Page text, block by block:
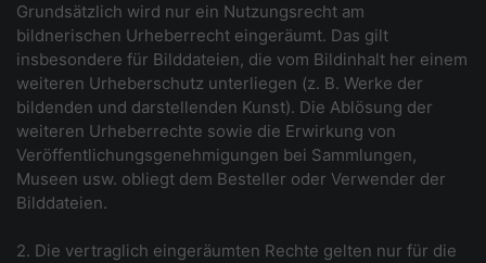
Grundsätzlich wird nur ein Nutzungsrecht am
bildnerischen Urheberrecht eingeräumt. Das gilt
insbesondere für Bilddateien, die vom Bildinhalt her einem
weiteren Urheberschutz unterliegen (z. B. Werke der
bildenden und darstellenden Kunst). Die Ablösung der
weiteren Urheberrechte sowie die Erwirkung von
Veröffentlichungsgenehmigungen bei Sammlungen,
Museen usw. obliegt dem Besteller oder Verwender der
Bilddateien.
2. Die vertraglich eingeräumten Rechte gelten nur für die